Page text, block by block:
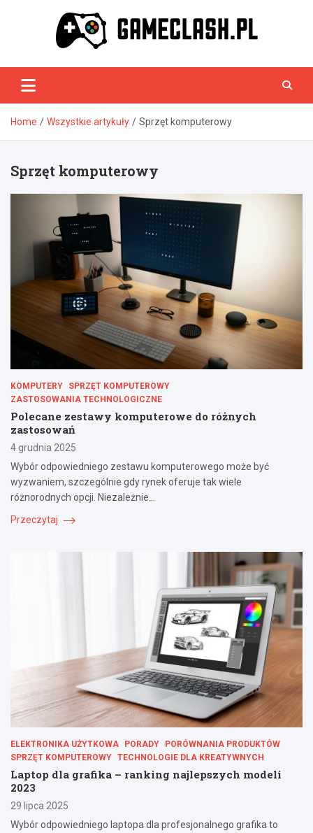
GameClash.pl
Home Wszystkie artykuły Sprzęt komputerowy
Sprzęt komputerowy
KOMPUTERY
SPRZĘT KOMPUTEROWY
ZASTOSOWANIA TECHNOLOGICZNE
Polecane zestawy komputerowe do różnych
zastosowań
4 grudnia 2025
Wybór odpowiedniego zestawu komputerowego może być
wyzwaniem, szczególnie gdy rynek oferuje tak wiele
różnorodnych opcji. Niezależnie…
Przeczytaj
ELEKTRONIKA UŻYTKOWA PORADY
PORÓWNANIA PRODUKTÓW
SPRZĘT KOMPUTEROWY TECHNOLOGIE DLA KREATYWNYCH
Laptop dla grafika – ranking najlepszych modeli
2023
29 lipca 2025
Wybór odpowiedniego laptopa dla profesjonalnego grafika to